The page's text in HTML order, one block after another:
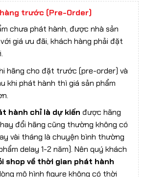
trước (Pre-Order)
chưa phát hành, được nhà sản
giá ưu đãi, khách hàng phải đặt
hãng cho đặt trước (pre-order) và
khi phát hành thì giá sản phẩm
hành chỉ là dự kiến được hãng
đổi hãng cũng thường không có
vài tháng là chuyện bình thường
delay 1-2 năm). Nên quý khách
shop về thời gian phát hành
mô hình figure không có thời